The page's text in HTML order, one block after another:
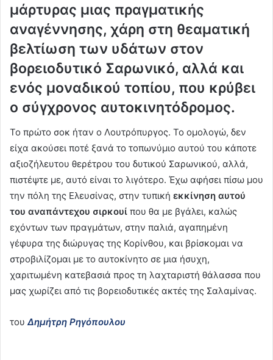
μάρτυρας μιας πραγματικής
αναγέννησης, χάρη στη θεαματική
βελτίωση των υδάτων στον
βορειοδυτικό Σαρωνικό, αλλά και
ενός μοναδικού τοπίου, που κρύβει
ο σύγχρονος αυτοκινητόδρομος.
Το πρώτο σοκ ήταν ο Λουτρόπυργος. Το ομολογώ, δεν
είχα ακούσει ποτέ ξανά το τοπωνύμιο αυτού του κάποτε
αξιοζήλευτου θερέτρου του δυτικού Σαρωνικού, αλλά,
πιστέψτε με, αυτό είναι το λιγότερο. Έχω αφήσει πίσω μου
την πόλη της Ελευσίνας, στην τυπική εκκίνηση αυτού
του αναπάντεχου σιρκουί που θα με βγάλει, καλώς
εχόντων των πραγμάτων, στην παλιά, αγαπημένη
γέφυρα της διώρυγας της Κορίνθου, και βρίσκομαι να
στροβιλίζομαι με το αυτοκίνητο σε μια ήσυχη,
χαριτωμένη κατεβασιά προς τη λαχταριστή θάλασσα που
μας χωρίζει από τις βορειοδυτικές ακτές της Σαλαμίνας.
τουΔημήτρη Ρηγόπουλου